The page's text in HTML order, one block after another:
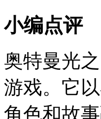
小编点评
奥特曼光
游戏。它
角色和故